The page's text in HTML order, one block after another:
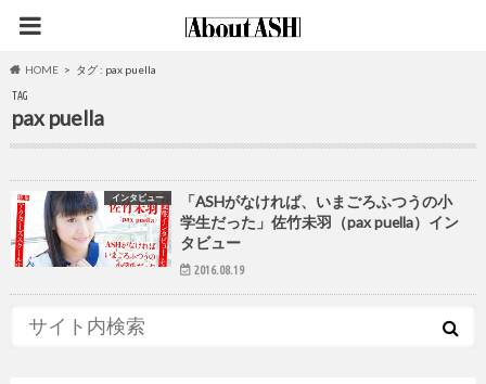
HOME タグ : pax puella
TAG
pax puella
インタビュー
「ASHがなければ、いまごろふつうの小
学生だった」佐竹未羽（pax puella）イン
タビュー
2016.08.19